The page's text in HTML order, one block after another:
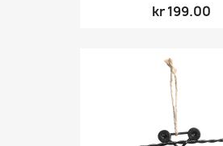
kr 199.00